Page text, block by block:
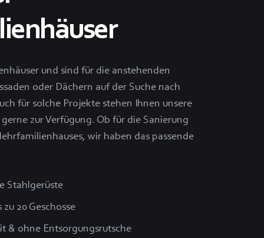
und sind für die anstehenden
oder Dächern auf der Suche nach
für solche Projekte stehen Ihnen unsere
zur Verfügung. Ob für die Sanierung
wir haben das passende
Stahlgerüste
20 Geschosse
& ohne Entsorgungsrutsche